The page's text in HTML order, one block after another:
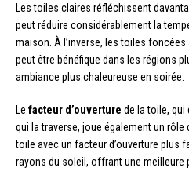
Les toiles claires réfléchissent
peut réduire considérablement la
maison. À l’inverse, les toiles
peut être bénéfique dans les régions
ambiance plus chaleureuse en soirée.
Le facteur d’ouverture de la toile, qui
qui la traverse, joue également un rôle
toile avec un facteur d’ouverture plus
rayons du soleil, offrant une meilleure